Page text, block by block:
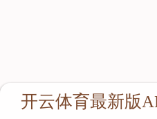
立即咨询：